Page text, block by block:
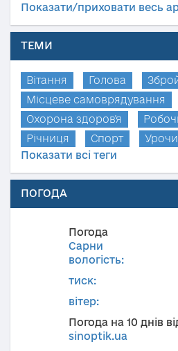
Показати/приховати весь
ТЕМИ
Вітання Голова
Місцеве самоврядування
Охорона здоров'я
Річниця
Спорт
Показати всі теги
ПОГОДА
Погода
Сарни
вологість:
тиск:
вітер:
Погода на 10 днів
sinoptik.ua